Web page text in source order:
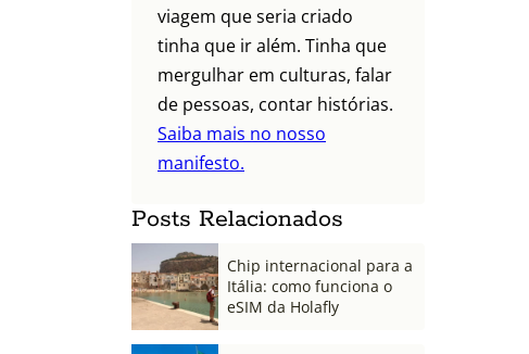
viagem que seria criado
tinha que ir além. Tinha que
mergulhar em culturas, falar
de pessoas, contar histórias.
Saiba mais no nosso
manifesto.
Posts Relacionados
Chip internacional para a
Itália: como funciona o
eSIM da Holafly